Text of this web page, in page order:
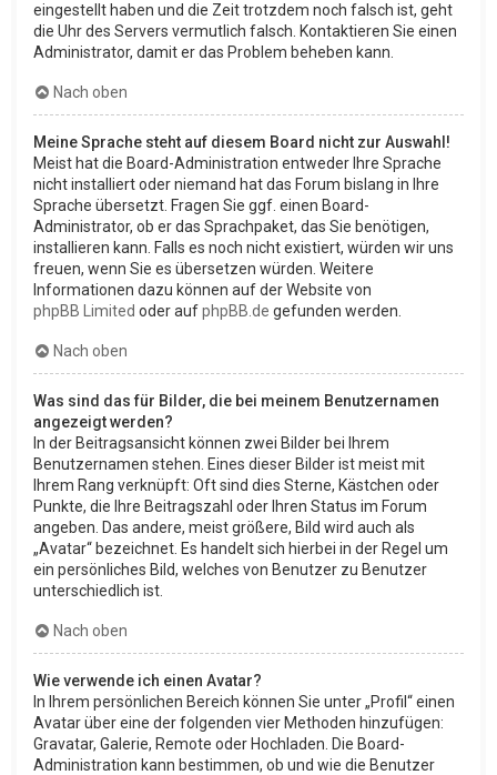
eingestellt haben und die Zeit trotzdem noch falsch ist, geht
die Uhr des Servers vermutlich falsch. Kontaktieren Sie einen
Administrator, damit er das Problem beheben kann.
Nach oben
Meine Sprache steht auf diesem Board nicht zur Auswahl!
Meist hat die Board-Administration entweder Ihre Sprache
nicht installiert oder niemand hat das Forum bislang in Ihre
Sprache übersetzt. Fragen Sie ggf. einen Board-
Administrator, ob er das Sprachpaket, das Sie benötigen,
installieren kann. Falls es noch nicht existiert, würden wir uns
freuen, wenn Sie es übersetzen würden. Weitere
Informationen dazu können auf der Website von
phpBB Limited oder aufphpBB.de gefunden werden.
Nach oben
Was sind das für Bilder, die bei meinem Benutzernamen
angezeigt werden?
In der Beitragsansicht können zwei Bilder bei Ihrem
Benutzernamen stehen. Eines dieser Bilder ist meist mit
Ihrem Rang verknüpft: Oft sind dies Sterne, Kästchen oder
Punkte, die Ihre Beitragszahl oder Ihren Status im Forum
angeben. Das andere, meist größere, Bild wird auch als
„Avatar“ bezeichnet. Es handelt sich hierbei in der Regel um
ein persönliches Bild, welches von Benutzer zu Benutzer
unterschiedlich ist.
Nach oben
Wie verwende ich einen Avatar?
In Ihrem persönlichen Bereich können Sie unter „Profil“ einen
Avatar über eine der folgenden vier Methoden hinzufügen:
Gravatar, Galerie, Remote oder Hochladen. Die Board-
Administration kann bestimmen, ob und wie die Benutzer